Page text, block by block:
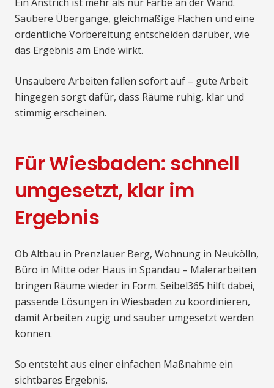
Saubere Übergänge, gleichmäßige Flächen und eine
ordentliche Vorbereitung entscheiden darüber, wie
das Ergebnis am Ende wirkt.
Unsaubere Arbeiten fallen sofort auf – gute Arbeit
hingegen sorgt dafür, dass Räume ruhig, klar und
stimmig erscheinen.
Für Wiesbaden: schnell
umgesetzt, klar im
Ergebnis
Ob Altbau in Prenzlauer Berg, Wohnung in Neukölln,
Büro in Mitte oder Haus in Spandau – Malerarbeiten
bringen Räume wieder in Form. Seibel365 hilft dabei,
passende Lösungen in Wiesbaden zu koordinieren,
damit Arbeiten zügig und sauber umgesetzt werden
können.
So entsteht aus einer einfachen Maßnahme ein
sichtbares Ergebnis.